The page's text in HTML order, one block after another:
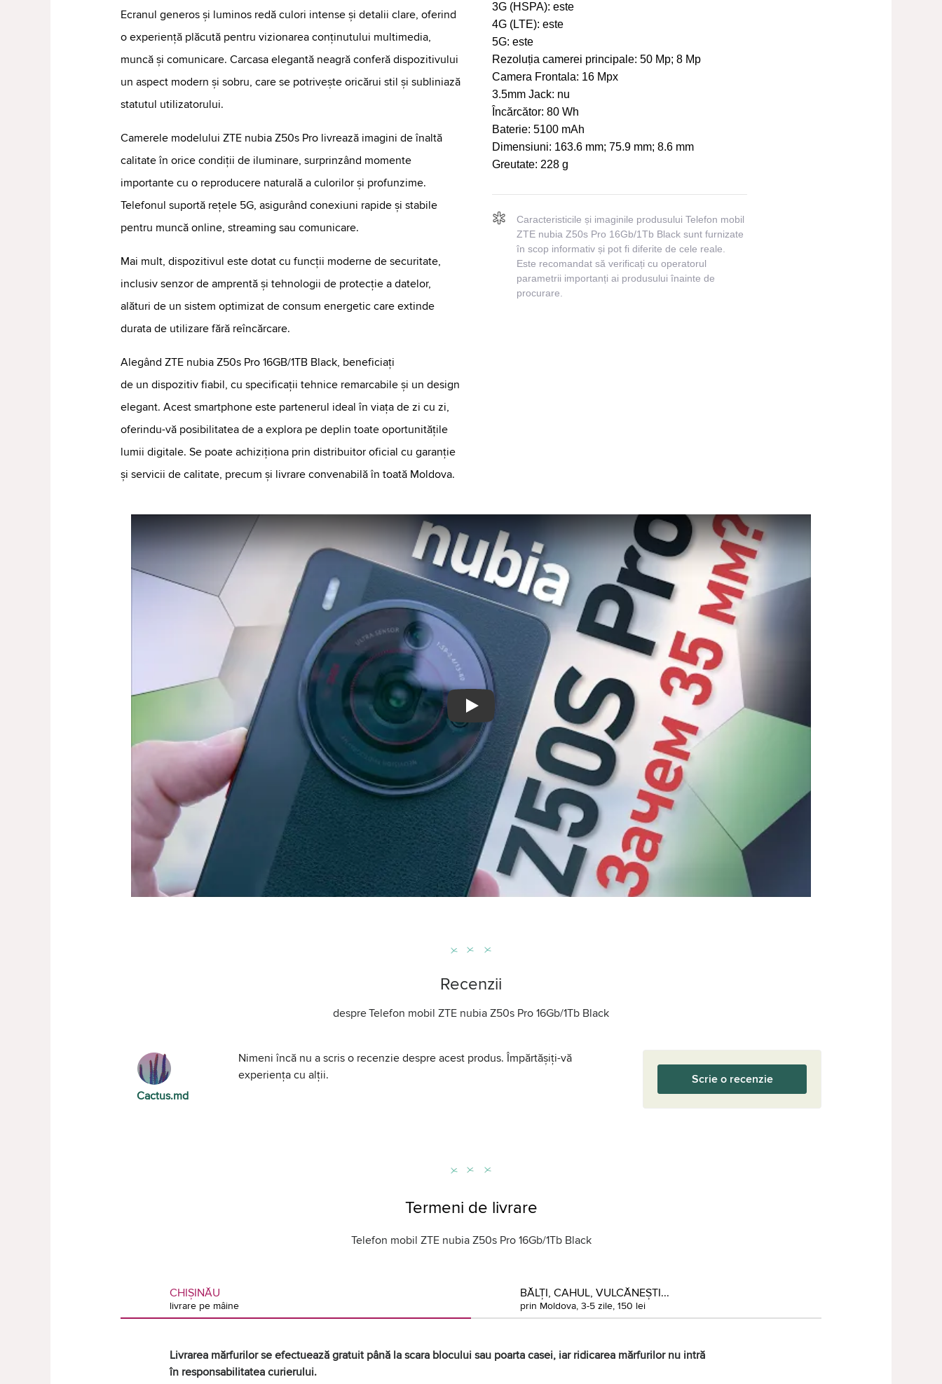
Ecranul generos și luminos redă culori intense și detalii clare, oferind
o experiență plăcută pentru vizionarea conținutului multimedia,
muncă și comunicare. Carcasa elegantă neagră conferă dispozitivului
un aspect modern și sobru, care se potrivește oricărui stil și subliniază
statutul utilizatorului.
Camerele modelului ZTE nubia Z50s Pro livrează imagini de înaltă
calitate în orice condiții de iluminare, surprinzând momente
importante cu o reproducere naturală a culorilor și profunzime.
Telefonul suportă rețele 5G, asigurând conexiuni rapide și stabile
pentru muncă online, streaming sau comunicare.
Mai mult, dispozitivul este dotat cu funcții moderne de securitate,
inclusiv senzor de amprentă și tehnologii de protecție a datelor,
alături de un sistem optimizat de consum energetic care extinde
durata de utilizare fără reîncărcare.
Alegând ZTE nubia Z50s Pro 16GB/1TB Black, beneficiați
de un dispozitiv fiabil, cu specificații tehnice remarcabile și un design
elegant. Acest smartphone este partenerul ideal în viața de zi cu zi,
oferindu-vă posibilitatea de a explora pe deplin toate oportunitățile
lumii digitale. Se poate achiziționa prin distribuitor oficial cu garanție
și servicii de calitate, precum și livrare convenabilă în toată Moldova.
3G (HSPA): este
4G (LTE): este
5G: este
Rezoluția camerei principale: 50 Mp; 8 Mp
Camera Frontala: 16 Mpx
3.5mm Jack: nu
Încărcător: 80 Wh
Baterie: 5100 mAh
Dimensiuni: 163.6 mm; 75.9 mm; 8.6 mm
Greutate: 228 g
Caracteristicile și imaginile produsului Telefon mobil
ZTE nubia Z50s Pro 16Gb/1Tb Black sunt furnizate
în scop informativ și pot fi diferite de cele reale.
Este recomandat să verificați cu operatorul
parametrii importanți ai produsului înainte de
procurare.
Play
Recenzii
despreTelefon mobil ZTE nubia Z50s Pro 16Gb/1Tb Black
Cactus.md
Nimeni încă nu a scris o recenzie despre acest produs. Împărtășiți-vă
experiența cu alții.
Scrie o recenzie
Termeni de livrare
Telefon mobil ZTE nubia Z50s Pro 16Gb/1Tb Black
CHIȘINĂU
livrare pe mâine
BĂLȚI, CAHUL, VULCĂNEȘTI...
prin Moldova, 3-5 zile, 150 lei
Livrarea mărfurilor se efectuează gratuit până la scara blocului sau poarta casei, iar ridicarea mărfurilor nu intră
în responsabilitatea curierului.